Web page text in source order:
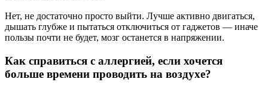
Нет, не достаточно просто выйти. Лучше активно двигаться,
дышать глубже и пытаться отключиться от гаджетов — иначе
пользы почти не будет, мозг останется в напряжении.
Как справиться с аллергией, если хочется
больше времени проводить на воздухе?